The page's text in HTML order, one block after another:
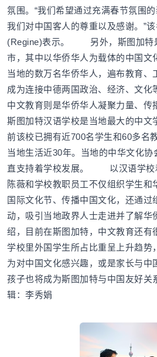
氛围。“我们希望通过充满春节氛围
我们对中国客人的尊重以及感谢。”
(Regine)表示。 另外，斯图加特
市，其中以华侨华人为载体的中国文
当地的数万名华侨华人，遍布教育、
成为连接中德两国政治、经济、文化
中文教育则是华侨华人凝聚力量、
斯图加特汉语学校是当地最大的中文
前该校已拥有近700名学生和60多名
当地生活近30年。当地的中华文化
直支持着学校发展。 以汉语学校
陈薇和学校教职员工不仅组织学生和
国际文化节、传播中国文化，还通过
动，吸引当地政界人士走进并了
绍，目前在斯图加特，中文教育还有
学校里外国学生所占比重呈上升趋势
为对中国文化感兴趣，或是家长与中
孩子也将成为斯图加特与中国友好关
辑：李秀娟